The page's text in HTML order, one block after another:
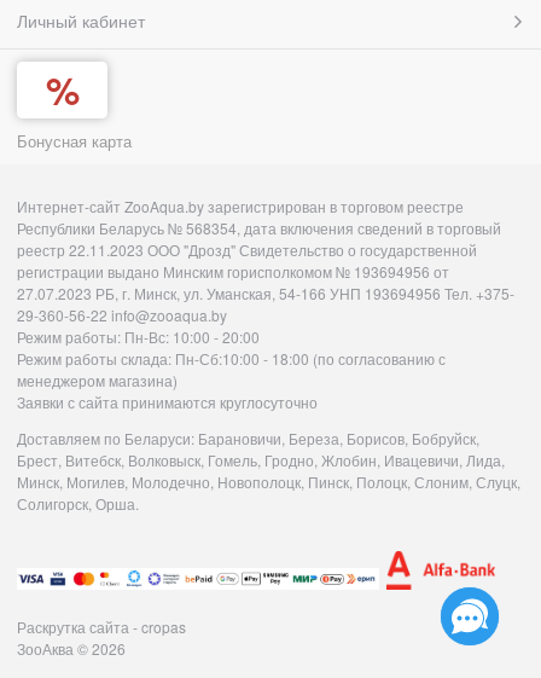
Личный кабинет
Бонусная карта
Интернет-сайт ZooAqua.by зарегистрирован в торговом реестре
Республики Беларусь № 568354, дата включения сведений в торговый
реестр 22.11.2023 ООО "Дрозд" Свидетельство о государственной
регистрации выдано Минским горисполкомом № 193694956 от
27.07.2023 РБ, г. Минск, ул. Уманская, 54-166 УНП 193694956 Тел. +375-
29-360-56-22 info@zooaqua.by
Режим работы: Пн-Вс: 10:00 - 20:00
Режим работы склада: Пн-Сб:10:00 - 18:00 (по согласованию с
менеджером магазина)
Заявки с сайта принимаются круглосуточно
Доставляем по Беларуси: Барановичи, Береза, Борисов, Бобруйск,
Брест, Витебск, Волковыск, Гомель, Гродно, Жлобин, Ивацевичи, Лида,
Минск, Могилев, Молодечно, Новополоцк, Пинск, Полоцк, Слоним, Слуцк,
Солигорск, Орша.
Раскрутка сайта - cropas
ЗооАква © 2026